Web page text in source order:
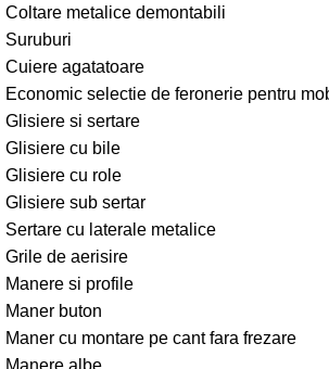
Coltare metalice demontabili
Suruburi
Cuiere agatatoare
Economic selectie de feronerie pentru
Glisiere si sertare
Glisiere cu bile
Glisiere cu role
Glisiere sub sertar
Sertare cu laterale metalice
Grile de aerisire
Manere si profile
Maner buton
Maner cu montare pe cant fara frezare
Manere albe